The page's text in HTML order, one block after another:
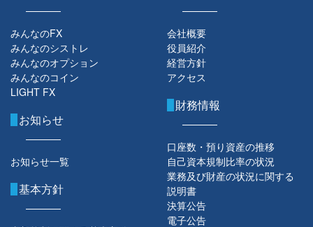
みんなのFX
みんなのシストレ
みんなのオプション
みんなのコイン
LIGHT FX
お知らせ
お知らせ一覧
会社概要
役員紹介
経営方針
アクセス
財務情報
口座数・預り資産の推移
自己資本規制比率の状況
業務及び財産の状況に関する
説明書
決算公告
電子公告
基本方針